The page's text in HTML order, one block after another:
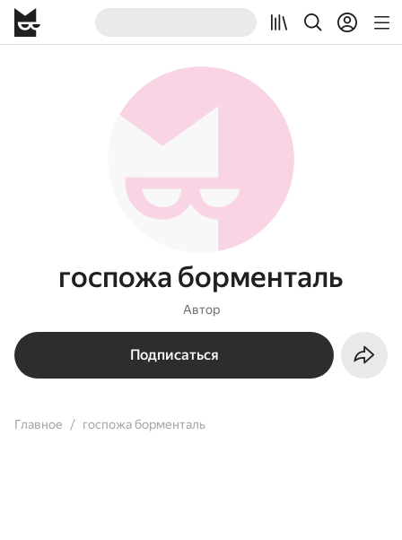
госпожа борменталь
Автор
Подписаться
Главное госпожа борменталь